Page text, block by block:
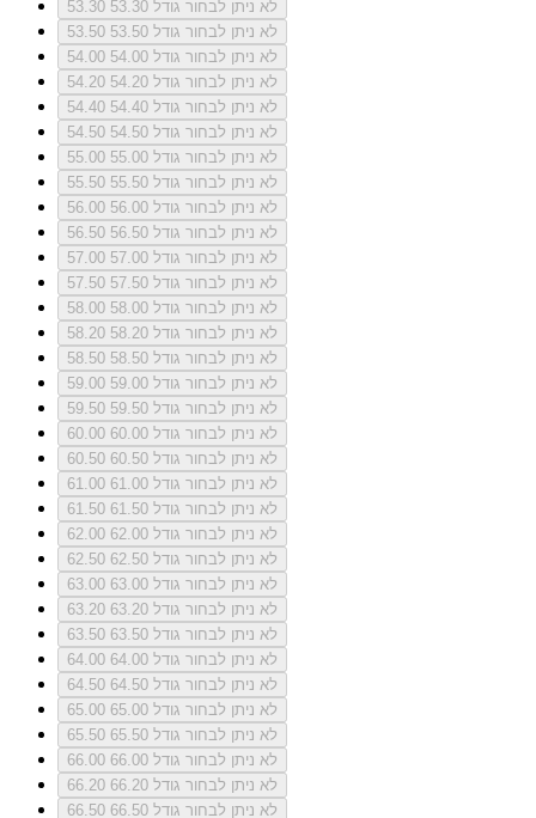
53.30
לא ניתן לבחור גודל 53.30
53.50
לא ניתן לבחור גודל 53.50
54.00
לא ניתן לבחור גודל 54.00
54.20
לא ניתן לבחור גודל 54.20
54.40
לא ניתן לבחור גודל 54.40
54.50
לא ניתן לבחור גודל 54.50
55.00
לא ניתן לבחור גודל 55.00
55.50
לא ניתן לבחור גודל 55.50
56.00
לא ניתן לבחור גודל 56.00
56.50
לא ניתן לבחור גודל 56.50
57.00
לא ניתן לבחור גודל 57.00
57.50
לא ניתן לבחור גודל 57.50
58.00
לא ניתן לבחור גודל 58.00
58.20
לא ניתן לבחור גודל 58.20
58.50
לא ניתן לבחור גודל 58.50
59.00
לא ניתן לבחור גודל 59.00
59.50
לא ניתן לבחור גודל 59.50
60.00
לא ניתן לבחור גודל 60.00
60.50
לא ניתן לבחור גודל 60.50
61.00
לא ניתן לבחור גודל 61.00
61.50
לא ניתן לבחור גודל 61.50
62.00
לא ניתן לבחור גודל 62.00
62.50
לא ניתן לבחור גודל 62.50
63.00
לא ניתן לבחור גודל 63.00
63.20
לא ניתן לבחור גודל 63.20
63.50
לא ניתן לבחור גודל 63.50
64.00
לא ניתן לבחור גודל 64.00
64.50
לא ניתן לבחור גודל 64.50
65.00
לא ניתן לבחור גודל 65.00
65.50
לא ניתן לבחור גודל 65.50
66.00
לא ניתן לבחור גודל 66.00
66.20
לא ניתן לבחור גודל 66.20
66.50
לא ניתן לבחור גודל 66.50